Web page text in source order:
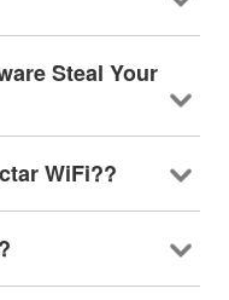
Steal Your
WiFi??